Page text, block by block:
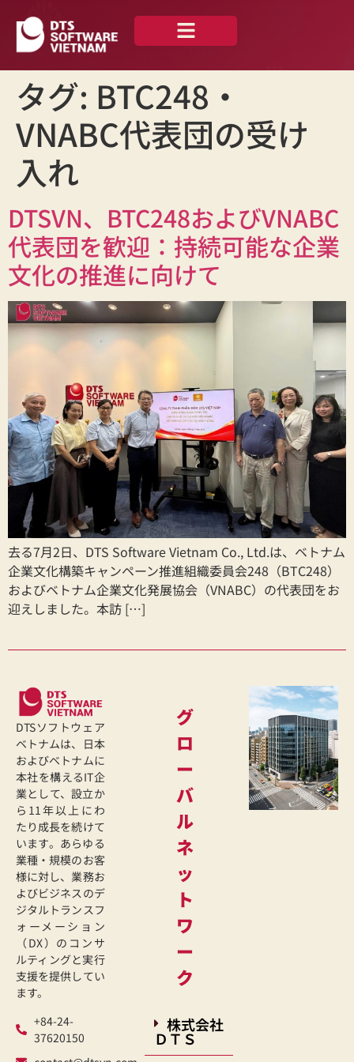
タグ: BTC248・
VNABC代表団の受け
入れ
DTSVN、BTC248およびVNABC
代表団を歓迎：持続可能な企業
文化の推進に向けて
去る7月2日、DTS Software Vietnam Co., Ltd.は、ベトナム
企業文化構築キャンペーン推進組織委員会248（BTC248）
およびベトナム企業文化発展協会（VNABC）の代表団をお
迎えしました。本訪 […]
DTSソフトウェア
ベトナムは、日本
およびベトナムに
本社を構えるIT企
業として、設立か
ら11年以上にわ
たり成長を続けて
います。あらゆる
業種・規模のお客
様に対し、業務お
よびビジネスのデ
ジタルトランスフ
ォーメーション
（DX）のコンサ
ルティングと実行
支援を提供してい
ます。
+84-24-
37620150
グ
ロ
ー
バ
ル
ネ
ッ
ト
ワ
ー
ク
株式会社
ＤＴＳ